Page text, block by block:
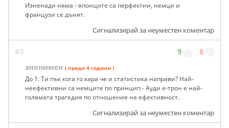
Изненади няма - японците са перфектни, немци и
французи се дънят.
Сигнализирай за неуместен коментар
#3 9 8
анонимен ( преди 4 години )
До 1: Ти пък кога го кара че и статистика направи? Най-
неефективни са немците по принцип - Ауди е-трон е най-
голямата трагедия по отношение на ефективност.
Сигнализирай за неуместен коментар